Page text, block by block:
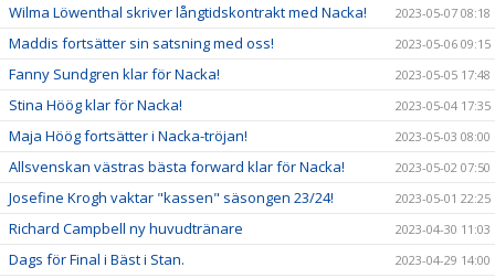
Wilma Löwenthal skriver långtidskontrakt med Nacka! 2023-05-07 08:18
Maddis fortsätter sin satsning med oss! 2023-05-06 09:15
Fanny Sundgren klar för Nacka! 2023-05-05 17:48
Stina Höög klar för Nacka! 2023-05-04 17:35
Maja Höög fortsätter i Nacka-tröjan! 2023-05-03 08:00
Allsvenskan västras bästa forward klar för Nacka! 2023-05-02 07:50
Josefine Krogh vaktar "kassen" säsongen 23/24! 2023-05-01 22:25
Richard Campbell ny huvudtränare 2023-04-30 11:03
Dags för Final i Bäst i Stan. 2023-04-29 14:00